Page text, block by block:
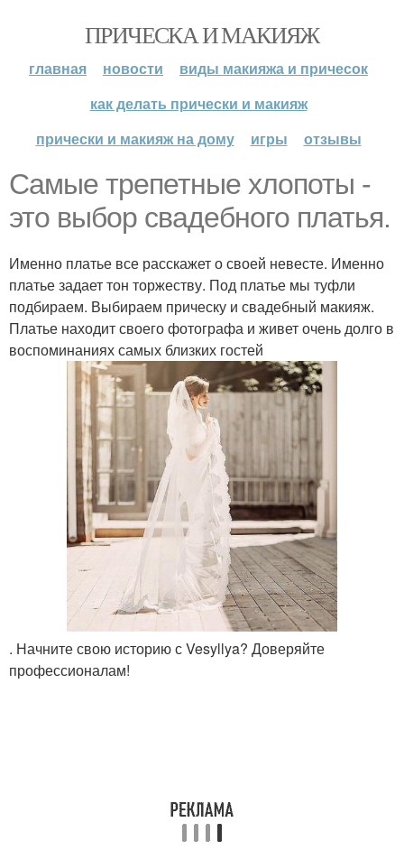
ПРИЧЕСКА И МАКИЯЖ
главная новости
виды макияжа и причесок
как делать прически и макияж
прически и макияж на дому
игры отзывы
Самые трепетные хлопоты -
это выбор свадебного платья.
Именно платье все расскажет о своей невесте. Именно
платье задает тон торжеству. Под платье мы туфли
подбираем. Выбираем прическу и свадебный макияж.
Платье находит своего фотографа и живет очень долго в
воспоминаниях самых близких гостей
. Начните свою историю с Vesyllya? Доверяйте
профессионалам!